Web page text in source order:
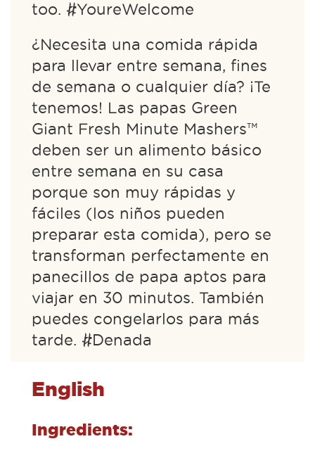
too. #YoureWelcome
¿Necesita una comida rápida
para llevar entre semana, fines
de semana o cualquier día? ¡Te
tenemos! Las papas Green
Giant Fresh Minute Mashers™
deben ser un alimento básico
entre semana en su casa
porque son muy rápidas y
fáciles (los niños pueden
preparar esta comida), pero se
transforman perfectamente en
panecillos de papa aptos para
viajar en 30 minutos. También
puedes congelarlos para más
tarde. #Denada
English
Ingredients: